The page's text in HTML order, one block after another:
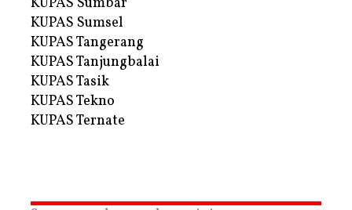
KUPAS Sumsel
KUPAS Tangerang
KUPAS Tanjungbalai
KUPAS Tasik
KUPAS Tekno
KUPAS Ternate